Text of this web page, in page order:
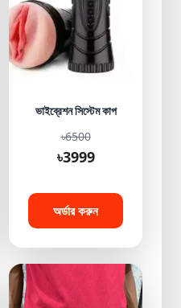
ভাইব্রেশন সিস্টেম কাপ
৳6500
৳3999
অর্ডার করুন